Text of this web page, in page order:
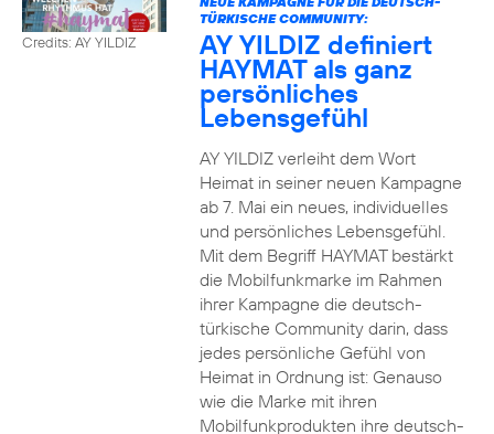
Credits: AY YILDIZ
TÜRKISCHE COMMUNITY:
AY YILDIZ definiert
HAYMAT als ganz
persönliches
Lebensgefühl
AY YILDIZ verleiht dem Wort
Heimat in seiner neuen Kampagne
ab 7. Mai ein neues, individuelles
und persönliches Lebensgefühl.
Mit dem Begriff HAYMAT bestärkt
die Mobilfunkmarke im Rahmen
ihrer Kampagne die deutsch-
türkische Community darin, dass
jedes persönliche Gefühl von
Heimat in Ordnung ist: Genauso
wie die Marke mit ihren
Mobilfunkprodukten ihre deutsch-